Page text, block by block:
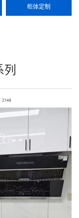
柜体定制
2148